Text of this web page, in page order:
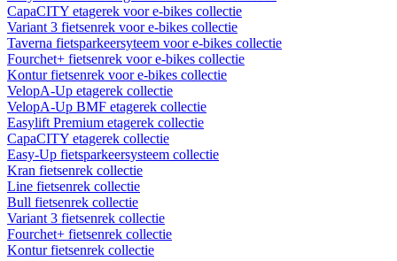
CapaCITY etagerek voor e-bikes collectie
Variant 3 fietsenrek voor e-bikes collectie
Taverna fietsparkeersyteem voor e-bikes collectie
Fourchet+ fietsenrek voor e-bikes collectie
Kontur fietsenrek voor e-bikes collectie
VelopA-Up etagerek collectie
VelopA-Up BMF etagerek collectie
Easylift Premium etagerek collectie
CapaCITY etagerek collectie
Easy-Up fietsparkeersysteem collectie
Kran fietsenrek collectie
Line fietsenrek collectie
Bull fietsenrek collectie
Variant 3 fietsenrek collectie
Fourchet+ fietsenrek collectie
Kontur fietsenrek collectie